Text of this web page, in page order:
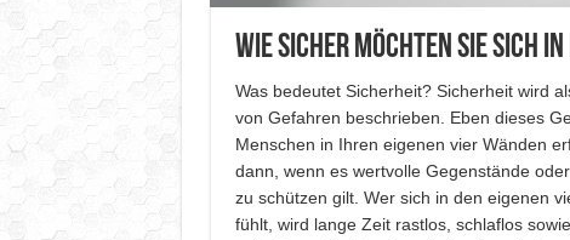
Wie sicher möchten Sie sich
Was bedeutet Sicherheit? Sicherheit wird
von Gefahren beschrieben. Eben dieses
Menschen in Ihren eigenen vier Wänden
dann, wenn es wertvolle Gegenstände
zu schützen gilt. Wer sich in den eigenen
fühlt, wird lange Zeit rastlos, schlaflos